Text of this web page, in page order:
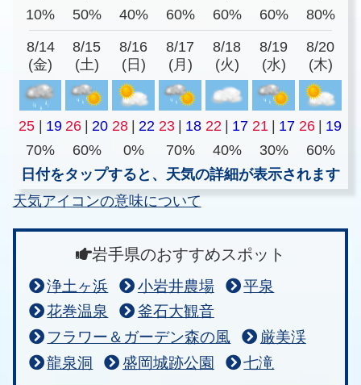
10%
50% 40% 60% 60% 60% 80%
8/14
(金)
8/15
(土)
8/16
(日)
8/17
(月)
8/18
(火)
8/19
(水)
8/20
(木)
25 | 19 26 | 20 28 | 22 23 | 18 22 | 17 21 | 17 26 | 19
70%
60% 0% 70% 40% 30%
60%
日付をタップすると、天気の詳細が表示されます
天気アイコンの意味について
岩手県のおすすめスポット
浄土ヶ浜 小岩井農場
平泉
花巻温泉
釜石大観音
フラワー＆ガーデン森の風
厳美渓
龍泉洞
盛岡城跡公園 七滝